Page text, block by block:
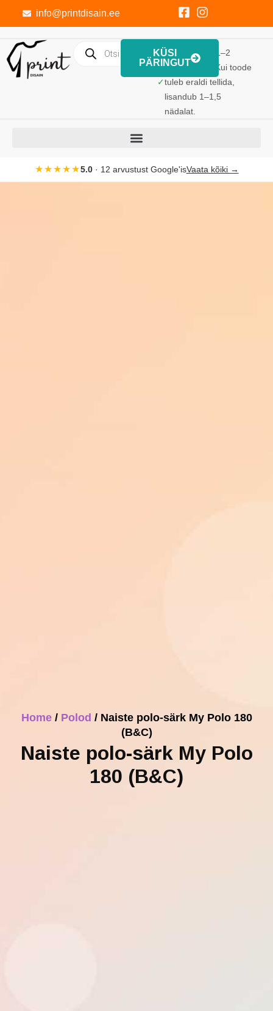
info@printdisain.ee
KÜSI
PÄRINGUT
✓
Trükk valmib 1–2
tööpäevaga. Kui toode
tuleb eraldi tellida,
lisandub 1–1,5
nädalat.
★★★★★5.0· 12 arvustust Google'isVaata kõiki →
Home/ Polod / Naiste polo-särk My Polo 180
(B&C)
Naiste polo-särk My Polo
180 (B&C)